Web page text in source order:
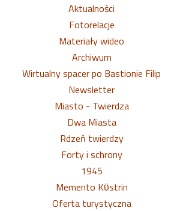
Aktualności
Fotorelacje
Materiały wideo
Archiwum
Wirtualny spacer po Bastionie Filip
Newsletter
Miasto - Twierdza
Dwa Miasta
Rdzeń twierdzy
Forty i schrony
1945
Memento Kϋstrin
Oferta turystyczna